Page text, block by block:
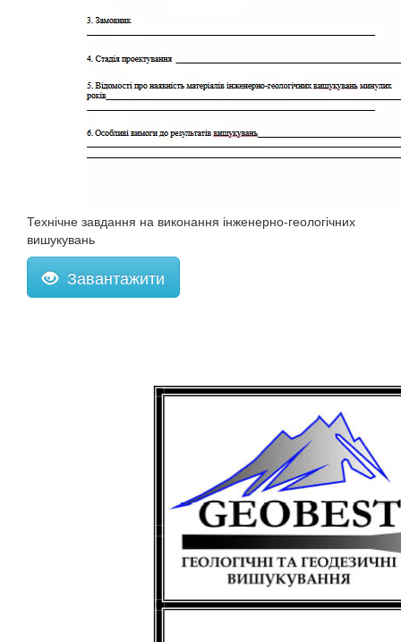
Технічне завдання на виконання інженерно-геологічних
вишукувань
Завантажити